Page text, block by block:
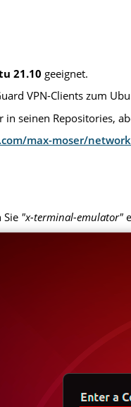
21.10 geeignet.
VPN-Clients zum
seinen Repositories,
max-moser/
Sie "x-terminal-emulator"